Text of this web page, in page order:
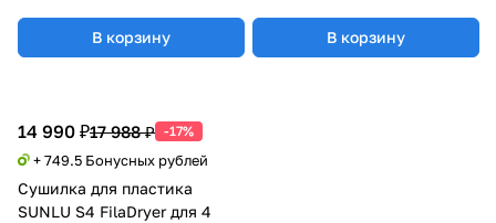
В корзину В корзину
14 990 ₽17 988 ₽ -17%
+ 749.5 Бонусных рублей
Сушилка для пластика
SUNLU S4 FilaDryer для 4